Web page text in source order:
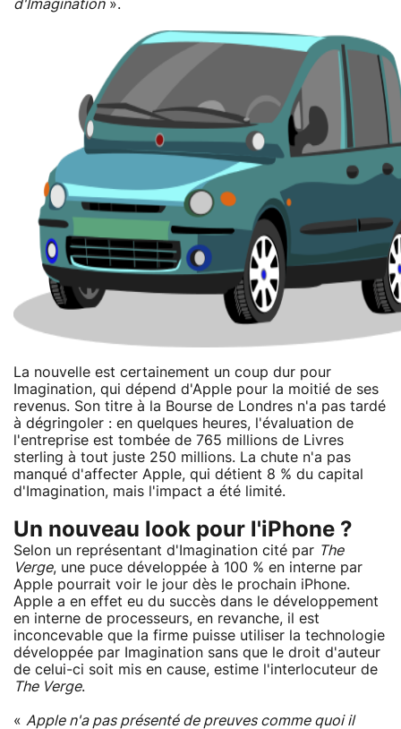
d'Imagination».
La nouvelle est certainement un coup dur pour
Imagination, qui dépend d'Apple pour la moitié de ses
revenus. Son titre à la Bourse de Londres n'a pas tardé
à dégringoler : en quelques heures, l'évaluation de
l'entreprise est tombée de 765 millions de Livres
sterling à tout juste 250 millions. La chute n'a pas
manqué d'affecter Apple, qui détient 8 % du capital
d'Imagination, mais l'impact a été limité.
Un nouveau look pour l'iPhone ?
Selon un représentant d'Imagination cité par The
Verge, une puce développée à 100 % en interne par
Apple pourrait voir le jour dès le prochain iPhone.
Apple a en effet eu du succès dans le développement
en interne de processeurs, en revanche, il est
inconcevable que la firme puisse utiliser la technologie
développée par Imagination sans que le droit d'auteur
de celui-ci soit mis en cause, estime l'interlocuteur de
The Verge.
« Apple n'a pas présenté de preuves comme quoi il